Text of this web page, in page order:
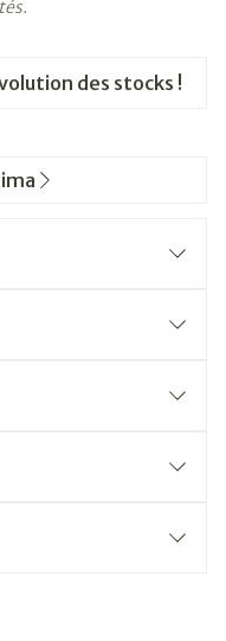
des stocks !